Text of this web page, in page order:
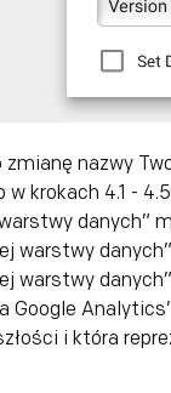
nazwy
krokach 4.1 -
danych”
warstwy
warstwy
Google
i która